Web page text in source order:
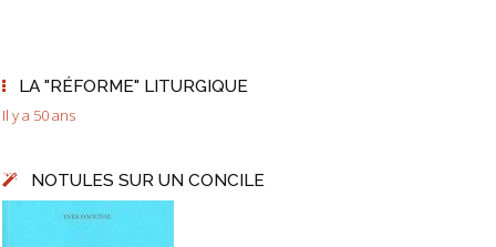
LA "RÉFORME" LITURGIQUE
Il y a 50 ans
NOTULES SUR UN CONCILE